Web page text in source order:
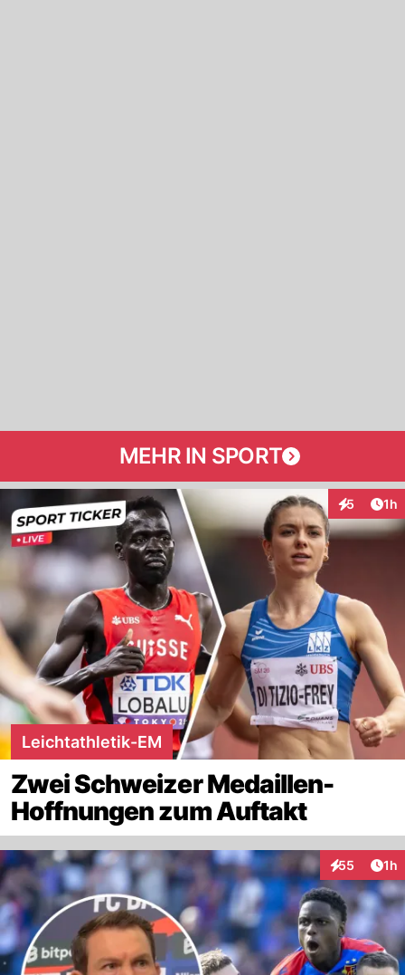
MEHR IN SPORT
5 1h
Leichtathletik-EM
Zwei Schweizer Medaillen-
Hoffnungen zum Auftakt
55
Interaktionen
1h